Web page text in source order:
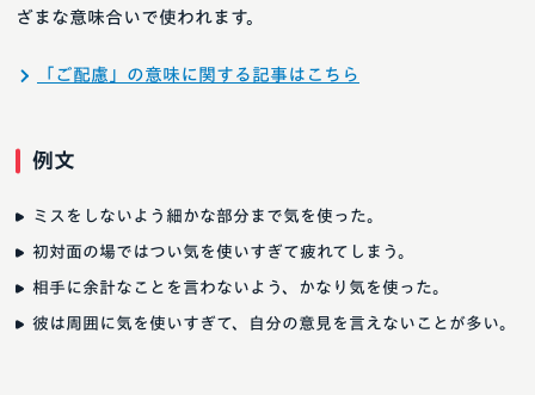
ざまな意味合いで使われます。
「ご配慮」の意味に関する記事はこちら
例文
ミスをしないよう細かな部分まで気を使った。
初対面の場ではつい気を使いすぎて疲れてしまう。
相手に余計なことを言わないよう、かなり気を使った。
彼は周囲に気を使いすぎて、自分の意見を言えないことが多い。